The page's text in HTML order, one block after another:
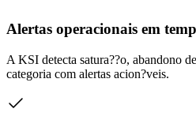
Alertas operacionais em
A KSI detecta satura??o, abandono
categoria com alertas acion?veis.